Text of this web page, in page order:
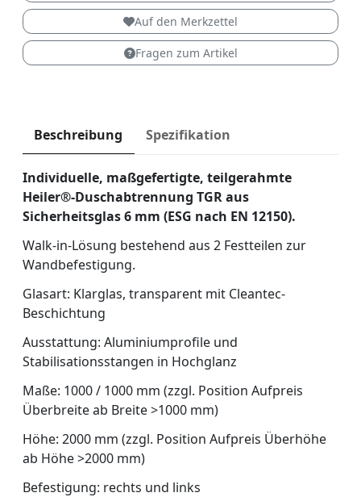
Auf den Merkzettel
Fragen zum Artikel
Beschreibung Spezifikation
Individuelle, maßgefertigte, teilgerahmte
Heiler®-Duschabtrennung TGR aus
Sicherheitsglas 6 mm (ESG nach EN 12150).
Walk-in-Lösung bestehend aus 2 Festteilen zur
Wandbefestigung.
Glasart: Klarglas, transparent mit Cleantec-
Beschichtung
Ausstattung: Aluminiumprofile und
Stabilisationsstangen in Hochglanz
Maße: 1000 / 1000 mm (zzgl. Position Aufpreis
Überbreite ab Breite >1000 mm)
Höhe: 2000 mm (zzgl. Position Aufpreis Überhöhe
ab Höhe >2000 mm)
Befestigung: rechts und links